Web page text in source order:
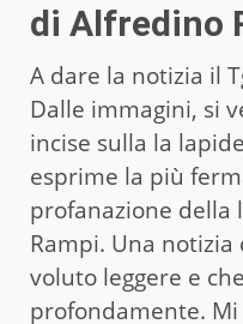
di Alfredino
A dare la notizia il
Dalle immagini, si
incise sulla la
esprime la più
profanazione della
Rampi. Una
voluto leggere e
profondamente.